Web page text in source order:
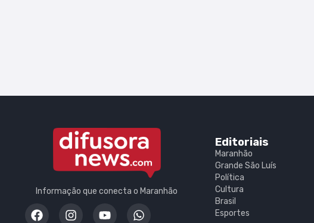
Informação que conecta o Maranhão
Editoriais
Maranhão
Grande São Luís
Política
Cultura
Brasil
Esportes